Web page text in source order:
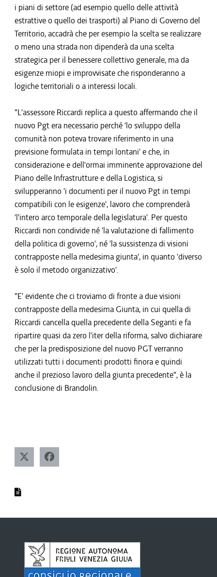
i piani di settore (ad esempio quello delle attività
estrattive o quello dei trasporti) al Piano di Governo del
Territorio, accadrà che per esempio la scelta se realizzare
o meno una strada non dipenderà da una scelta
strategica per il benessere collettivo generale, ma da
esigenze miopi e improvvisate che risponderanno a
logiche territoriali o a interessi locali.
"L'assessore Riccardi replica a questo affermando che il
nuovo Pgt era necessario perché 'lo sviluppo della
comunità non poteva trovare riferimento in una
previsione formulata in tempi lontani' e che, in
considerazione e dell'ormai imminente approvazione del
Piano delle Infrastrutture e della Logistica, si
svilupperanno 'i documenti per il nuovo Pgt in tempi
compatibili con le esigenze', lavoro che comprenderà
'l'intero arco temporale della legislatura'. Per questo
Riccardi non condivide né 'la valutazione di fallimento
della politica di governo', né 'la sussistenza di visioni
contrapposte nella medesima giunta', in quanto 'diverso
è solo il metodo organizzativo'.
"E' evidente che ci troviamo di fronte a due visioni
contrapposte della medesima Giunta, in cui quella di
Riccardi cancella quella precedente della Seganti e fa
ripartire quasi da zero l'iter della riforma, salvo dichiarare
che per la predisposizione del nuovo PGT verranno
utilizzati tutti i documenti prodotti finora e quindi
anche il prezioso lavoro della giunta precedente", è la
conclusione di Brandolin.